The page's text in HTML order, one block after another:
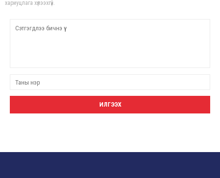
хариуцлага хүлээхгүй.